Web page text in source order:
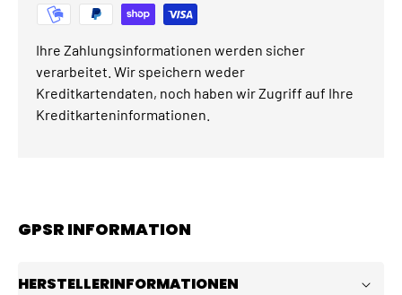
Ihre Zahlungsinformationen werden sicher
verarbeitet. Wir speichern weder
Kreditkartendaten, noch haben wir Zugriff auf Ihre
Kreditkarteninformationen.
GPSR INFORMATION
HERSTELLERINFORMATIONEN